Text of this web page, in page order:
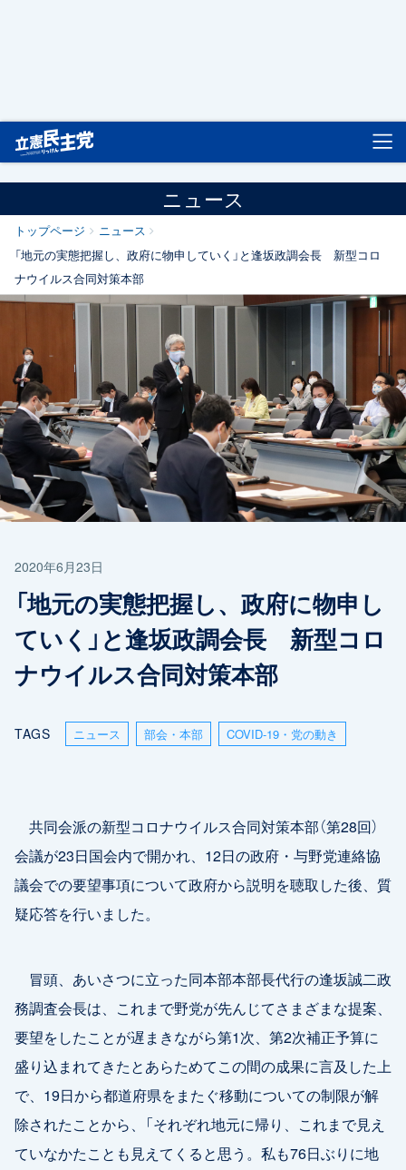
ニュース
トップページ
ニュース
「地元の実態把握し、政府に物申していく」と逢坂政調会長 新型コロ
ナウイルス合同対策本部
2020年6月23日
「地元の実態把握し、政府に物申し
ていく」と逢坂政調会長 新型コロ
ナウイルス合同対策本部
TAGS ニュース 部会・本部 COVID-19・党の動き
共同会派の新型コロナウイルス合同対策本部（第28回）
会議が23日国会内で開かれ、12日の政府・与野党連絡協
議会での要望事項について政府から説明を聴取した後、質
疑応答を行いました。
冒頭、あいさつに立った同本部本部長代行の逢坂誠二政
務調査会長は、これまで野党が先んじてさまざまな提案、
要望をしたことが遅まきながら第1次、第2次補正予算に
盛り込まれてきたとあらためてこの間の成果に言及した上
で、19日から都道府県をまたぐ移動についての制限が解
除されたことから、「それぞれ地元に帰り、これまで見え
ていなかたことも見えてくると思う。私も76日ぶりに地